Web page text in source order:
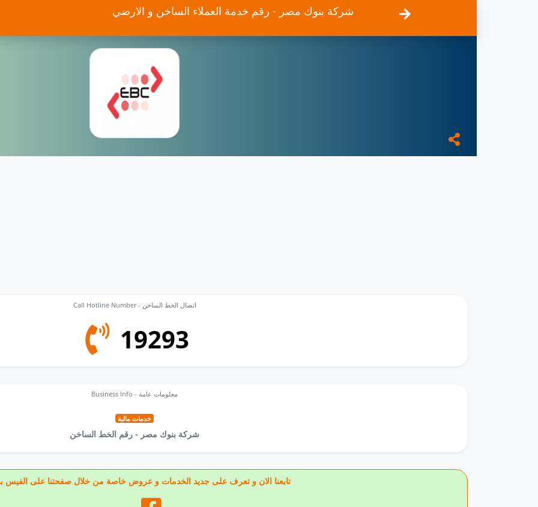
شركة بنوك مصر - رقم خدمة العملاء الساخن و الارضي
Call Hotline Number - اتصال الخط الساخن
19293
Business Info - معلومات عامة
خدمات مالية
شركة بنوك مصر - رقم الخط الساخن
🔥 تابعنا الان و تعرف على جديد الخدمات و عروض خاصة من خلال صفحتنا على الفيس